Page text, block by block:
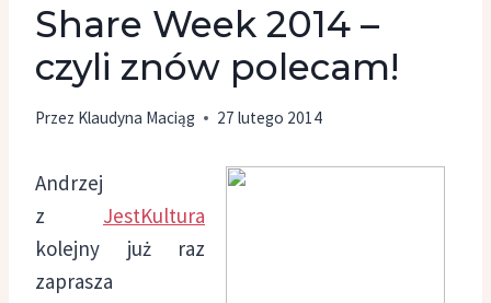
Share Week 2014 –
czyli znów polecam!
Przez Klaudyna Maciąg 27 lutego 2014
Andrzej
z JestKultura
kolejny już raz
zaprasza